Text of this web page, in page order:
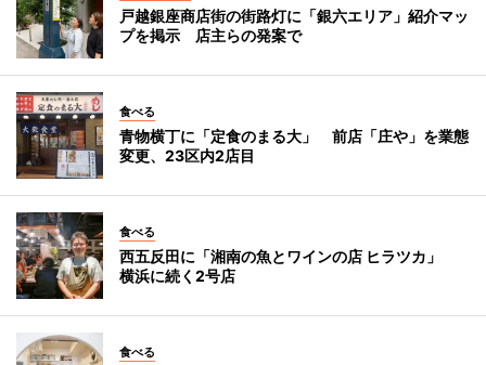
戸越銀座商店街の街路灯に「銀六エリア」紹介マッ
プを掲示 店主らの発案で
食べる
青物横丁に「定食のまる大」 前店「庄や」を業態
変更、23区内2店目
食べる
西五反田に「湘南の魚とワインの店 ヒラツカ」
横浜に続く2号店
食べる